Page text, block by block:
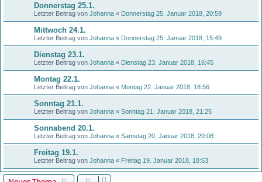
Donnerstag 25.1.
Letzter Beitrag von Johanna « Donnerstag 25. Januar 2018, 20:59
Mittwoch 24.1.
Letzter Beitrag von Johanna « Donnerstag 25. Januar 2018, 15:49
Dienstag 23.1.
Letzter Beitrag von Johanna « Dienstag 23. Januar 2018, 16:45
Montag 22.1.
Letzter Beitrag von Johanna « Montag 22. Januar 2018, 18:56
Sonntag 21.1.
Letzter Beitrag von Johanna « Sonntag 21. Januar 2018, 21:25
Sonnabend 20.1.
Letzter Beitrag von Johanna « Samstag 20. Januar 2018, 20:08
Freitag 19.1.
Letzter Beitrag von Johanna « Freitag 19. Januar 2018, 18:53